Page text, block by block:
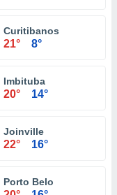
Curitibanos
21° 8°
Imbituba
20° 14°
Joinville
22° 16°
Porto Belo